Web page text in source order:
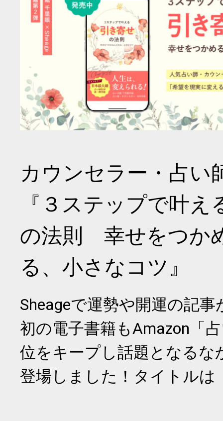
カウンセラー・占い
『３ステップで叶
の法則 幸せをつか
る、小さなコツ』
Sheageで運勢や開運の記
初の電子書籍もAmazon「
位をキープし話題となるな
登場しました！タイトルは